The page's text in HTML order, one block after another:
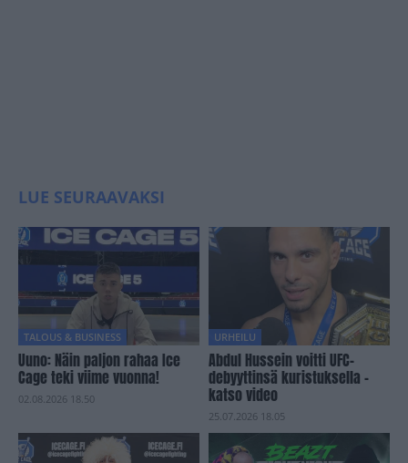
LUE SEURAAVAKSI
TALOUS & BUSINESS
Uuno: Näin paljon rahaa Ice
Cage teki viime vuonna!
02.08.2026 18.50
URHEILU
Abdul Hussein voitti UFC-
debyyttinsä kuristuksella –
katso video
25.07.2026 18.05